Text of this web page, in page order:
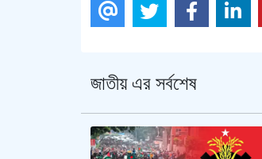
জাতীয় এর সর্বশেষ